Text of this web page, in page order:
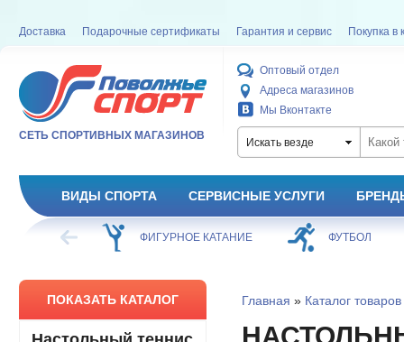
Доставка Подарочные сертификаты Гарантия и сервис Покупка в
СЕТЬ СПОРТИВНЫХ МАГАЗИНОВ
Оптовый отдел
Адреса магазинов
Мы Вконтакте
Искать везде
ВИДЫ СПОРТА СЕРВИСНЫЕ УСЛУГИ
ФИГУРНОЕ КАТАНИЕ ФУТБОЛ
ПОКАЗАТЬ КАТАЛОГ Главная » Каталог товаров